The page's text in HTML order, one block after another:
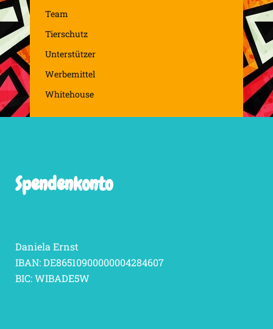
Team
Tierschutz
Unterstützer
Werbemittel
Whitehouse
Spendenkonto
Daniela Ernst
IBAN: DE86510900000004284607
BIC: WIBADE5W